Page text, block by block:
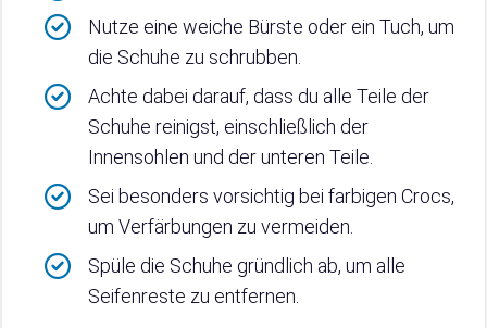
Nutze eine weiche Bürste oder ein Tuch, um
die Schuhe zu schrubben.
Achte dabei darauf, dass du alle Teile der
Schuhe reinigst, einschließlich der
Innensohlen und der unteren Teile.
Sei besonders vorsichtig bei farbigen Crocs,
um Verfärbungen zu vermeiden.
Spüle die Schuhe gründlich ab, um alle
Seifenreste zu entfernen.